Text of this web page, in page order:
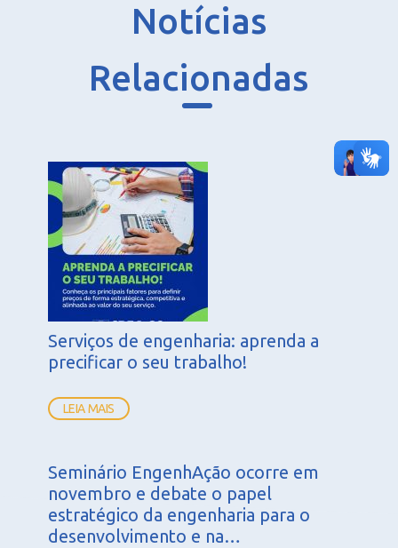
Notícias
Relacionadas
Serviços de engenharia: aprenda a
precificar o seu trabalho!
LEIA MAIS
Seminário EngenhAção ocorre em
novembro e debate o papel
estratégico da engenharia para o
desenvolvimento e na…